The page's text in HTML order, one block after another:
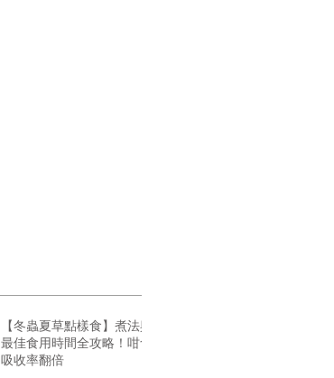
【冬蟲夏草點樣食】煮法與
最佳食用時間全攻略！咁食
吸收率翻倍